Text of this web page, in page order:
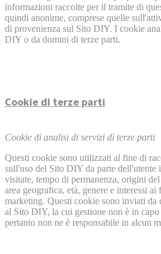
informazioni raccolte per il tramite di
quindi anonime, comprese quelle
di provenienza sul Sito DIY. I cookie
DIY o da domini di terze parti.
Cookie di terze parti
Cookie di analisi di servizi di terze parti
Questi cookie sono utilizzati al fine di
sull'uso del Sito DIY da parte dell'utente
visitate, tempo di permanenza, origini
area geografica, età, genere e interessi
marketing. Questi cookie sono inviati da
al Sito DIY, la cui gestione non è in capo
pertanto non ne è responsabile in alcun